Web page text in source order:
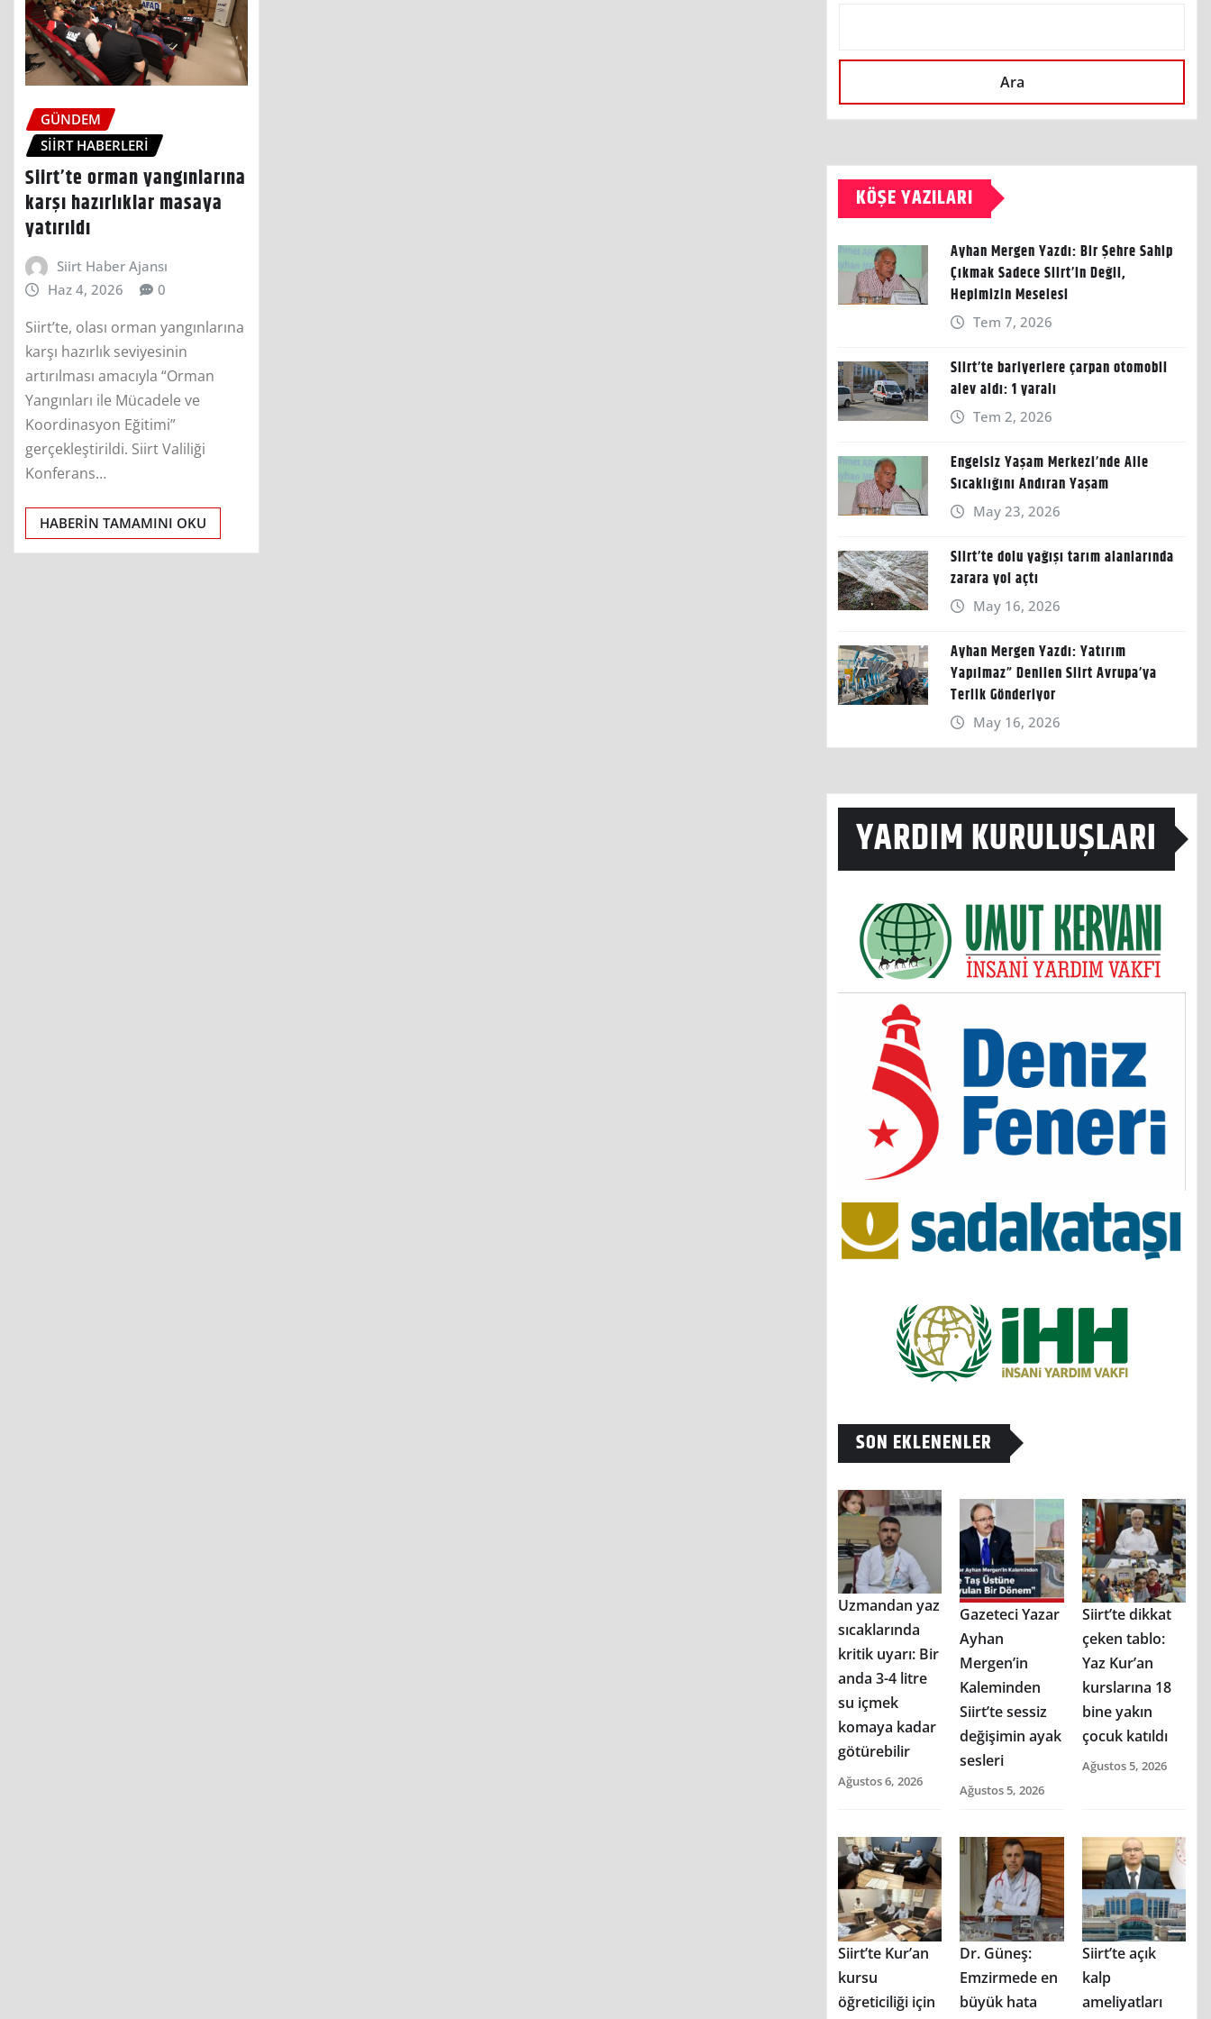
GÜNDEM
SIIRT HABERLERI
Siirt’te orman yangınlarına
karşı hazırlıklar masaya
yatırıldı
Siirt Haber Ajansı
Haz 4, 2026
0
Siirt’te, olası orman yangınlarına
karşı hazırlık seviyesinin
artırılması amacıyla “Orman
Yangınları ile Mücadele ve
Koordinasyon Eğitimi”
gerçekleştirildi. Siirt Valiliği
Konferans…
HABERIN TAMAMINI OKU
Ara
KÖŞE YAZILARI
Ayhan Mergen Yazdı: Bir Şehre Sahip
Çıkmak Sadece Siirt’in Değil,
Hepimizin Meselesi
Tem 7, 2026
Siirt’te bariyerlere çarpan otomobil
alev aldı: 1 yaralı
Tem 2, 2026
Engelsiz Yaşam Merkezi’nde Aile
Sıcaklığını Andıran Yaşam
May 23, 2026
Siirt’te dolu yağışı tarım alanlarında
zarara yol açtı
May 16, 2026
Ayhan Mergen Yazdı: Yatırım
Yapılmaz” Denilen Siirt Avrupa’ya
Terlik Gönderiyor
May 16, 2026
YARDIM KURULUŞLARI
SON EKLENENLER
Uzmandan yaz
sıcaklarında
kritik uyarı: Bir
anda 3-4 litre
su içmek
komaya kadar
götürebilir
Ağustos 6, 2026
Gazeteci Yazar
Ayhan
Mergen’in
Kaleminden
Siirt’te sessiz
değişimin ayak
sesleri
Ağustos 5, 2026
Siirt’te dikkat
çeken tablo:
Yaz Kur’an
kurslarına 18
bine yakın
çocuk katıldı
Ağustos 5, 2026
Siirt’te Kur’an
kursu
öğreticiliği için
Dr. Güneş:
Emzirmede en
büyük hata
Siirt’te açık
kalp
ameliyatları